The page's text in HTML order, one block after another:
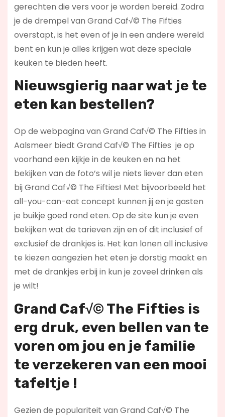
gerechten die vers voor je worden bereid. Zodra
je de drempel van Grand Caf√© The Fifties
overstapt, is het even of je in een andere wereld
bent en kun je alles krijgen wat deze speciale
keuken te bieden heeft.
Nieuwsgierig naar wat je te
eten kan bestellen?
Op de webpagina van Grand Caf√© The Fifties in
Aalsmeer biedt Grand Caf√© The Fifties je op
voorhand een kijkje in de keuken en na het
bekijken van de foto’s wil je niets liever dan eten
bij Grand Caf√© The Fifties! Met bijvoorbeeld het
all-you-can-eat concept kunnen jij en je gasten
je buikje goed rond eten. Op de site kun je even
bekijken wat de tarieven zijn en of dit inclusief of
exclusief de drankjes is. Het kan lonen all inclusive
te kiezen aangezien het eten je dorstig maakt en
met de drankjes erbij in kun je zoveel drinken als
je wilt!
Grand Caf√© The Fifties is
erg druk, even bellen van te
voren om jou en je familie
te verzekeren van een mooi
tafeltje !
Gezien de populariteit van Grand Caf√© The